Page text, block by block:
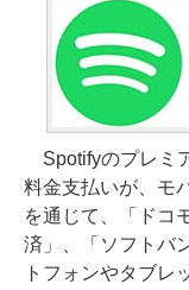
Spotifyのプレミ
料金支払いが、モ
を通じて、「ドコ
済」、「ソフトバ
トフォンやタブレ